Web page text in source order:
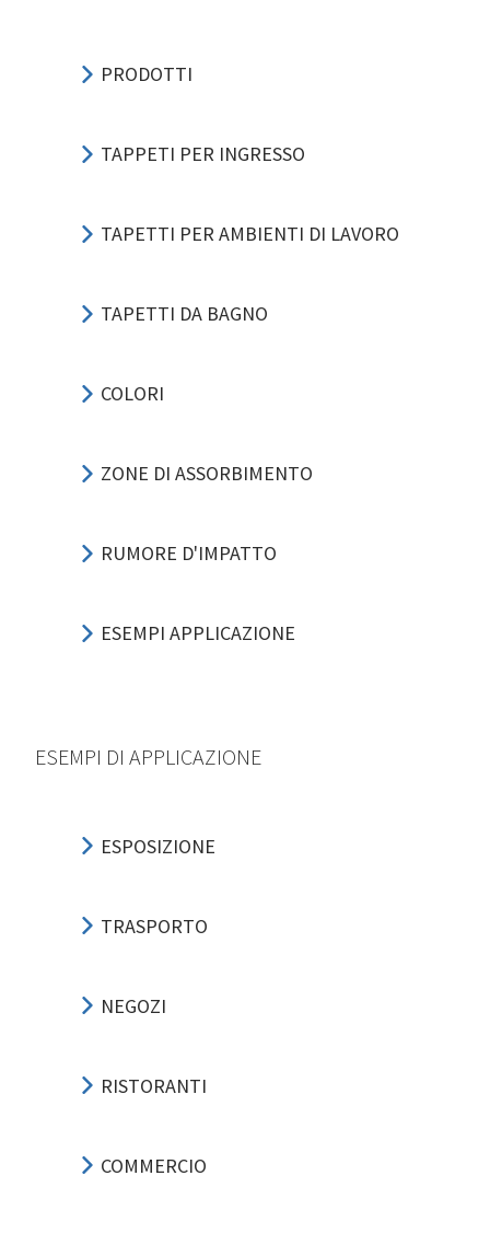
PRODOTTI
TAPPETI PER INGRESSO
TAPETTI PER AMBIENTI DI LAVORO
TAPETTI DA BAGNO
COLORI
ZONE DI ASSORBIMENTO
RUMORE D'IMPATTO
ESEMPI APPLICAZIONE
ESEMPI DI APPLICAZIONE
ESPOSIZIONE
TRASPORTO
NEGOZI
RISTORANTI
COMMERCIO